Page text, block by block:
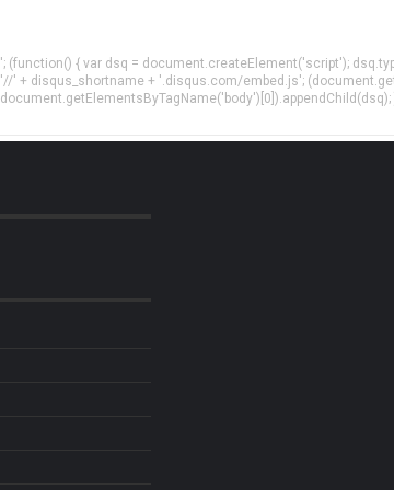
'; (function() { var dsq = document.createElement('script');
'//' + disqus_shortname + '.disqus.com/embed.js';
document.getElementsByTagName('body')[0]).appendChild(dsq);